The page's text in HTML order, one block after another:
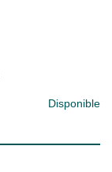
Disponible